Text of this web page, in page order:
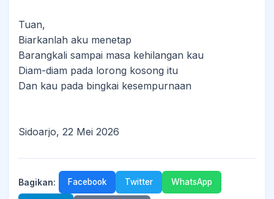
Tuan,
Biarkanlah aku menetap
Barangkali sampai masa kehilangan kau
Diam-diam pada lorong kosong itu
Dan kau pada bingkai kesempurnaan
Sidoarjo, 22 Mei 2026
Bagikan: Facebook Twitter WhatsApp